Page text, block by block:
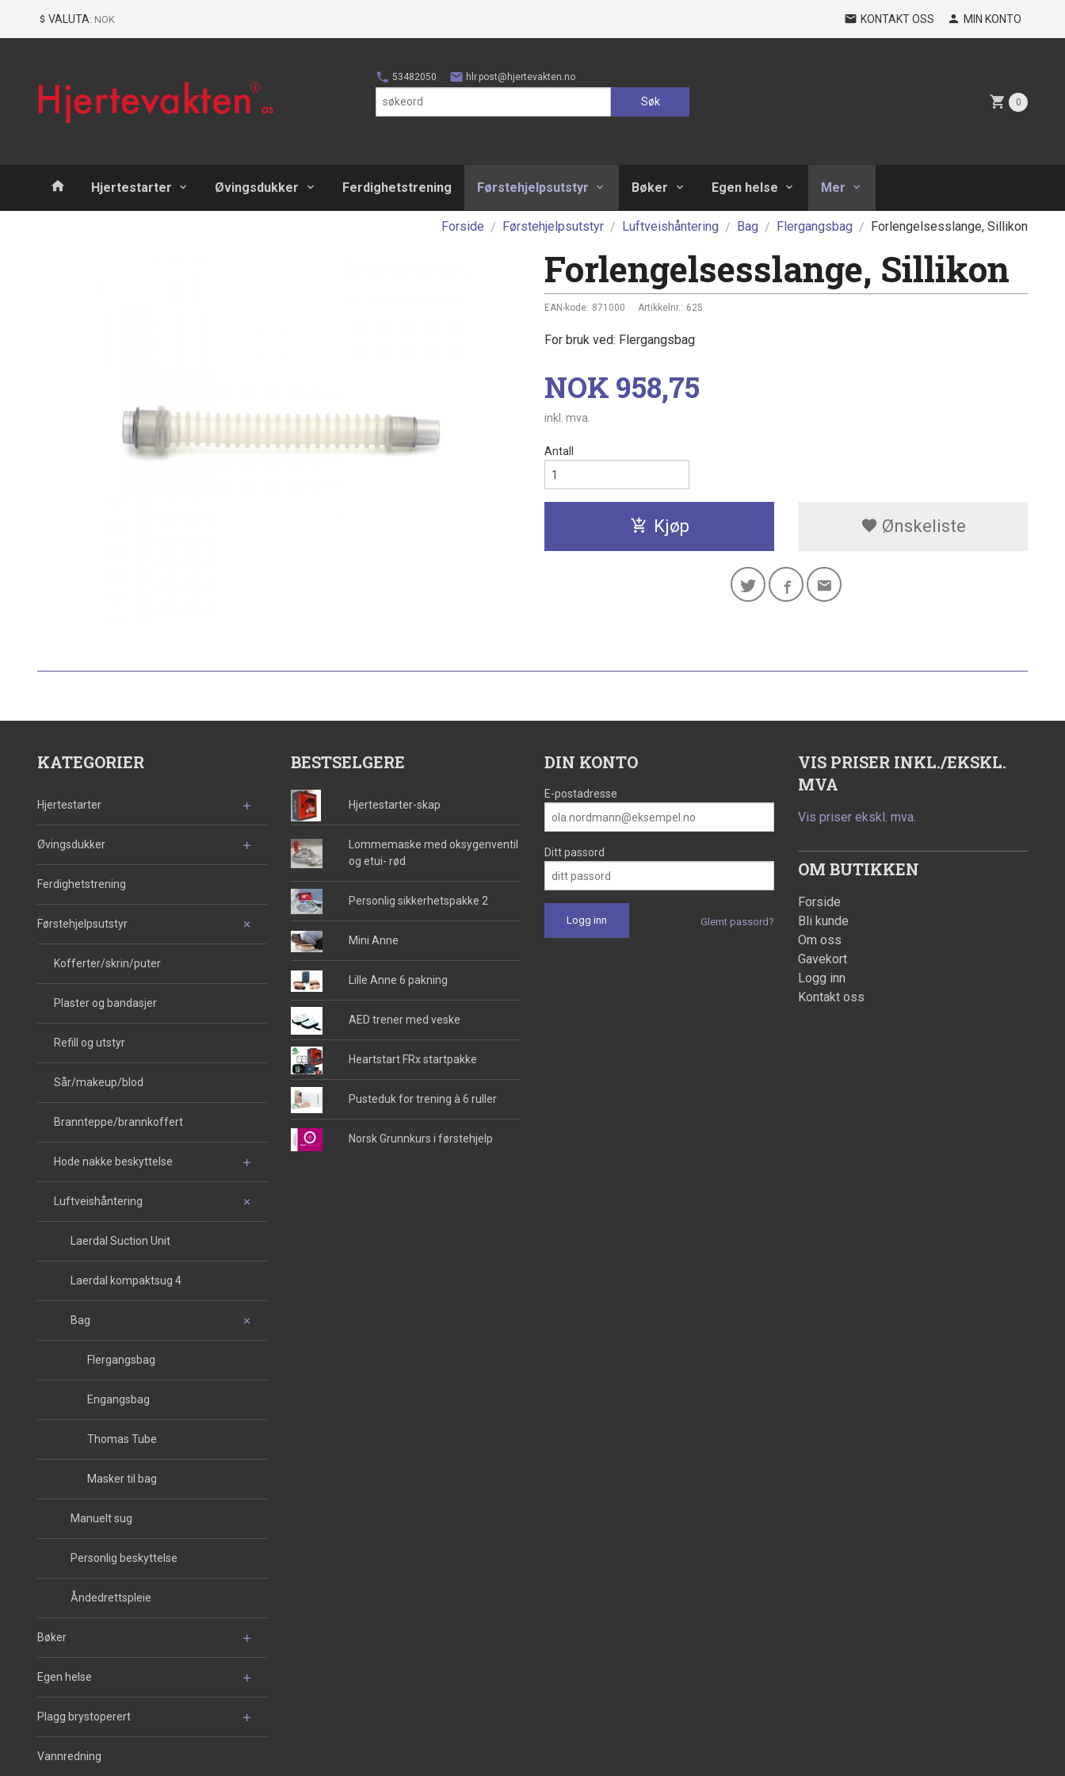
VALUTA: NOK KONTAKT OSS MIN KONTO
53482050 hlr.post@hjertevakten.no
Søk 0
Produkter
Hjertestarter Øvingsdukker Ferdighetstrening Førstehjelpsutstyr Bøker Egen helse Mer
Forside Førstehjelpsutstyr Luftveishåntering Bag Flergangsbag Forlengelsesslange, Sillikon
Forlengelsesslange, Sillikon
EAN-kode: 871000 Artikkelnr.: 625
For bruk ved: Flergangsbag
Pris
NOK 958,75
inkl. mva.
Antall
Kjøp Ønskeliste
KATEGORIER
Hjertestarter
Øvingsdukker
Ferdighetstrening
Førstehjelpsutstyr
Kofferter/skrin/puter
Plaster og bandasjer
Refill og utstyr
Sår/makeup/blod
Brannteppe/brannkoffert
Hode nakke beskyttelse
Luftveishåntering
Laerdal Suction Unit
Laerdal kompaktsug 4
Bag
Flergangsbag
Engangsbag
Thomas Tube
Masker til bag
Manuelt sug
Personlig beskyttelse
Åndedrettspleie
Bøker
Egen helse
Plagg brystoperert
Vannredning
BESTSELGERE
Hjertestarter-skap
Lommemaske med oksygenventil
og etui- rød
Personlig sikkerhetspakke 2
Mini Anne
Lille Anne 6 pakning
AED trener med veske
Heartstart FRx startpakke
Pusteduk for trening à 6 ruller
Norsk Grunnkurs i førstehjelp
DIN KONTO
E-postadresse
Ditt passord
Glemt passord?
VIS PRISER INKL./EKSKL.
MVA
Vis priser ekskl. mva.
OM BUTIKKEN
Forside
Bli kunde
Om oss
Gavekort
Logg inn
Kontakt oss